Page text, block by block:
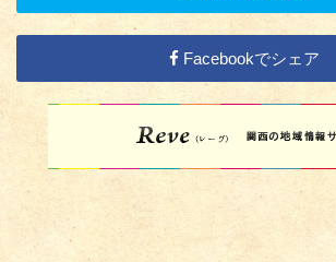
Facebookでシェア